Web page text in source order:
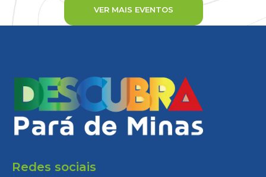
VER MAIS EVENTOS
Redes sociais